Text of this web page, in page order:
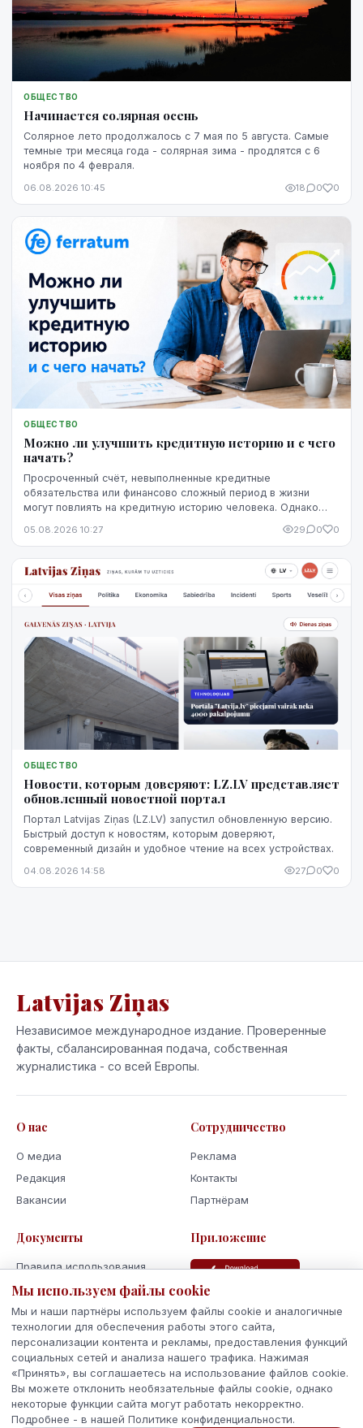
ОБЩЕСТВО
Начинается солярная осень
Солярное лето продолжалось с 7 мая по 5 августа. Самые
темные три месяца года - солярная зима - продлятся с 6
ноября по 4 февраля.
06.08.2026 10:45 18 0 0
ОБЩЕСТВО
Можно ли улучшить кредитную историю и с чего
начать?
Просроченный счёт, невыполненные кредитные
обязательства или финансово сложный период в жизни
могут повлиять на кредитную историю человека. Однако
невозможно изменить. Кредитную историю можно
регулярное выполнение обязательств и продуманные
действия.
05.08.2026 10:27 29 0 0
ОБЩЕСТВО
Новости, которым доверяют: LZ.LV представляет
обновленный новостной портал
Портал Latvijas Ziņas (LZ.LV) запустил обновленную версию.
Быстрый доступ к новостям, которым доверяют,
современный дизайн и удобное чтение на всех устройствах.
04.08.2026 14:58 27 0 0
Latvijas Ziņas
Независимое международное издание. Проверенные
факты, сбалансированная подача, собственная
журналистика - со всей Европы.
О нас
О медиа
Редакция
Вакансии
Сотрудничество
Реклама
Контакты
Партнёрам
Документы
Правила использования
Политика
Использование cookie
Кодекс поведения и этики
Приложение
Мы используем файлы cookie
Мы и наши партнёры используем файлы cookie и аналогичные
технологии для обеспечения работы этого сайта,
персонализации контента и рекламы, предоставления функций
социальных сетей и анализа нашего трафика. Нажимая
«Принять», вы соглашаетесь на использование файлов cookie.
Вы можете отклонить необязательные файлы cookie, однако
некоторые функции сайта могут работать некорректно.
Подробнее - в нашей Политике конфиденциальности.